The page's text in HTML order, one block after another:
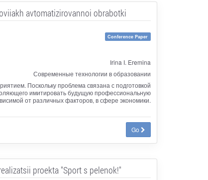
avtomatizirovannoi obrabotki
Conference Paper
Irina I. Eremina
Современные технологии в образовании
Поскольку проблема связана с подготовкой
имитировать будущую профессиональную
от различных факторов, в сфере экономики.
Go
proekta "Sport s pelenok!"